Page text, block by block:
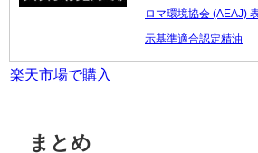
ロマ環境協会 (AEAJ)
示基準適合認定精油
楽天市場で購入
まとめ